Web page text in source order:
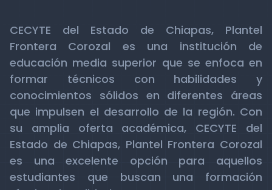
CECYTE del Estado de Chiapas, Plantel
Frontera Corozal es una institución de
educación media superior que se enfoca en
formar técnicos con habilidades y
conocimientos sólidos en diferentes áreas
que impulsen el desarrollo de la región. Con
su amplia oferta académica, CECYTE del
Estado de Chiapas, Plantel Frontera Corozal
es una excelente opción para aquellos
estudiantes que buscan una formación